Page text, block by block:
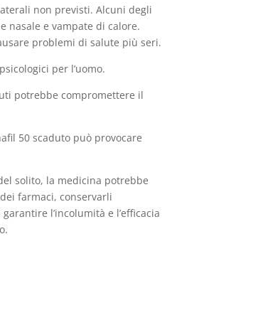
non previsti. Alcuni degli
nasale e vampate di calore.
problemi di salute più seri.
per l’uomo.
potrebbe compromettere il
50 scaduto può provocare
solito, la medicina potrebbe
farmaci, conservarli
l’incolumità e l’efficacia